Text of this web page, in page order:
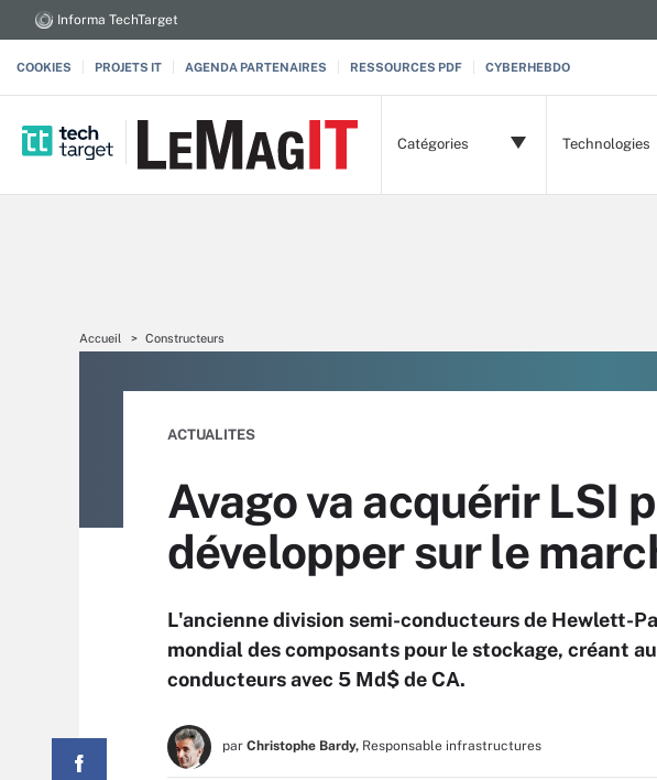
Informa TechTarget
COOKIES PROJETS IT AGENDA PARTENAIRES RESSOURCES PDF CYBERHEBDO
Catégories Technologies
Accueil Constructeurs
ACTUALITES
Avago va acquérir LSI
développer sur le
L'ancienne division semi-conducteurs de Hewlett-
mondial des composants pour le stockage, créant
conducteurs avec 5 Md$ de CA.
par Christophe Bardy, Responsable infrastructures